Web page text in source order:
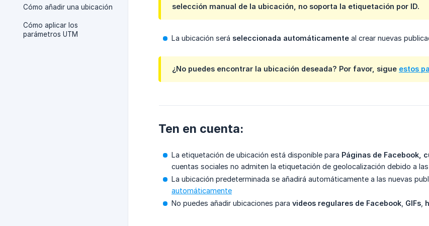
Cómo añadir una ubicación
Cómo aplicar los
parámetros UTM
selección manual de la ubicación, no soporta la etiquetación por ID.
La ubicación será seleccionada automáticamente al crear nuevas
¿No puedes encontrar la ubicación deseada? Por favor, sigue estos
Ten en cuenta:
La etiquetación de ubicación está disponible para Páginas de Facebook,
cuentas sociales no admiten la etiquetación de geolocalización debido a
La ubicación predeterminada se añadirá automáticamente a las nuevas
automáticamente
No puedes añadir ubicaciones para videos regulares de Facebook GIFs